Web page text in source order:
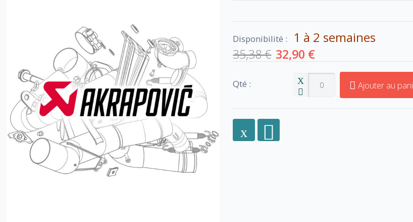
Disponibilité : 1 à 2 semaines
35,38 € 32,90 €
Qté : Ajouter au